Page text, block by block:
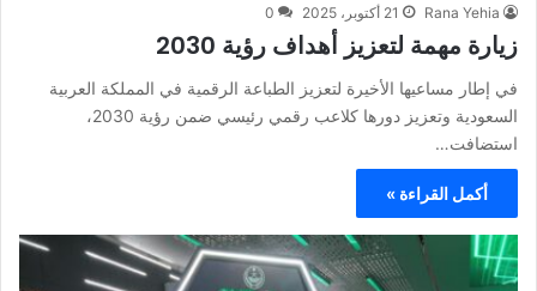
Rana Yehia 21 أكتوبر، 2025 0
زيارة مهمة لتعزيز أهداف رؤية 2030
في إطار مساعيها الأخيرة لتعزيز الطباعة الرقمية في المملكة العربية
السعودية وتعزيز دورها كلاعب رقمي رئيسي ضمن رؤية 2030،
استضافت…
أكمل القراءة »